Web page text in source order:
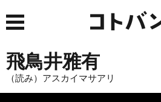
飛鳥井雅有
（読み）アスカイマサアリ